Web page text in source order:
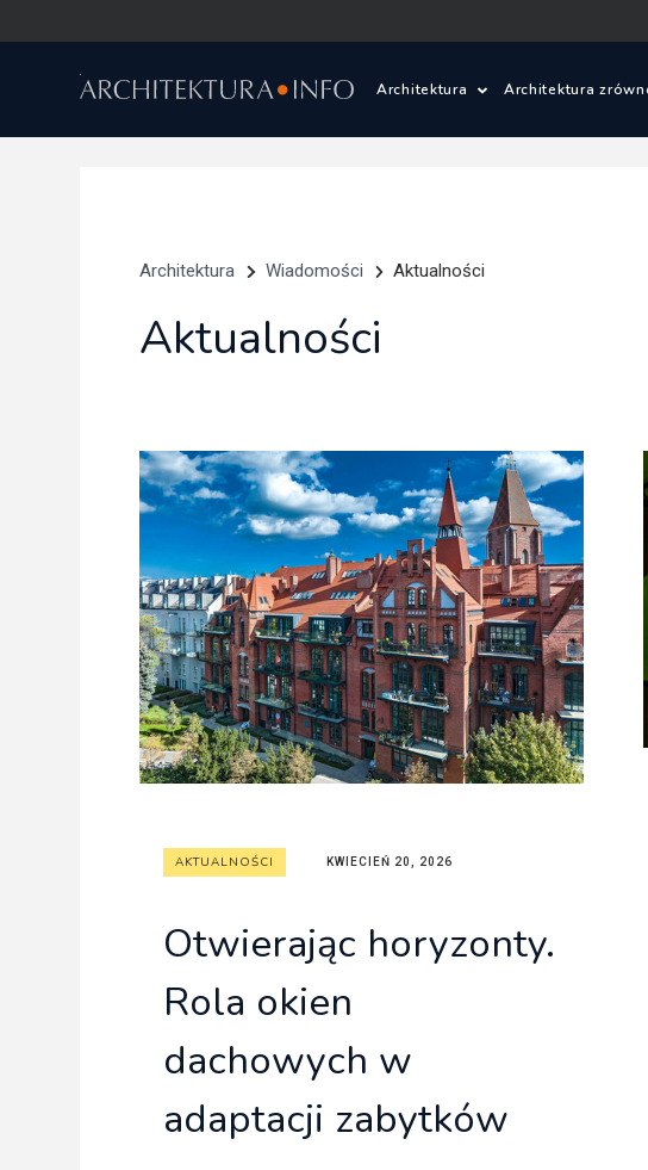
Architektura
Pracownie architektoniczne
Freelance - architekt
Galeria Miast Dawnych
Filmy
Architektura
OZE
Katalog
Firmy
Architektura Wiadomości Aktualności
Aktualności
AKTUALNOŚCI KWIECIEŃ 20, 2026
Otwierając horyzonty.
Rola okien
dachowych w
adaptacji zabytków